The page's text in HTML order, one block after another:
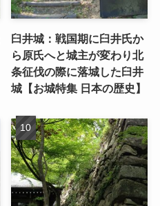
臼井城：戦国期に臼井氏か
ら原氏へと城主が変わり北
条征伐の際に落城した臼井
城【お城特集 日本の歴史】